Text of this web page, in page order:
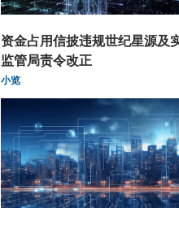
资金占用信披违规世纪星源及
监管局责令改正
小览